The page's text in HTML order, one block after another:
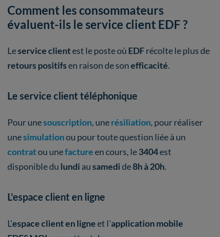
Comment les consommateurs
évaluent-ils le service client EDF ?
Leservice clientest le poste où EDFrécolte le plus de
retours positifsen raison de sonefficacité.
Le service client téléphonique
Pour unesouscription, unerésiliation, pour réaliser
unesimulationou pour toute question liée à un
contratou unefactureen cours, le3404est
disponible du lundi ausamedide8h à 20h.
L'espace client en ligne
L'espace client en ligneet l'application mobile